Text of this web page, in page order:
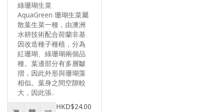
綠珊瑚生菜
AquaGreen 珊瑚生菜屬
散葉生菜一種，由澳洲
水耕技術配合荷蘭非基
因改造種子種植，分為
紅珊瑚、綠珊瑚兩個品
種。葉邊部分有多層皺
摺，因此外形與珊瑚藻
相似。葉身之間空隙較
大，因此張..
HKD$24.00